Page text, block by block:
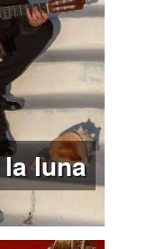
luna